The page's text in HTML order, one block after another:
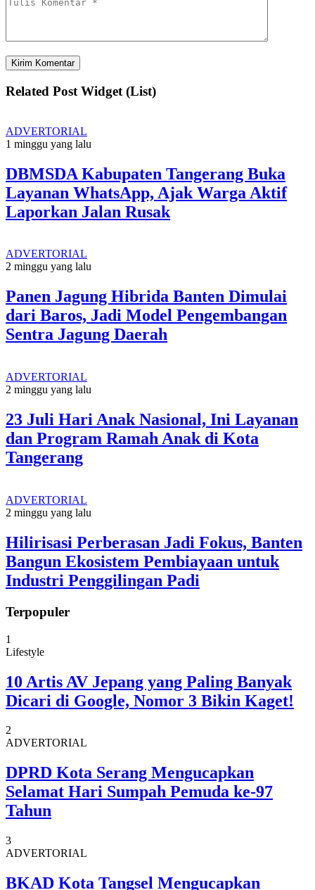
Related Post Widget (List)
ADVERTORIAL
1 minggu yang lalu
DBMSDA Kabupaten Tangerang Buka
Layanan WhatsApp, Ajak Warga Aktif
Laporkan Jalan Rusak
ADVERTORIAL
2 minggu yang lalu
Panen Jagung Hibrida Banten Dimulai
dari Baros, Jadi Model Pengembangan
Sentra Jagung Daerah
ADVERTORIAL
2 minggu yang lalu
23 Juli Hari Anak Nasional, Ini Layanan
dan Program Ramah Anak di Kota
Tangerang
ADVERTORIAL
2 minggu yang lalu
Hilirisasi Perberasan Jadi Fokus, Banten
Bangun Ekosistem Pembiayaan untuk
Industri Penggilingan Padi
Terpopuler
1
Lifestyle
10 Artis AV Jepang yang Paling Banyak
Dicari di Google, Nomor 3 Bikin Kaget!
2
ADVERTORIAL
DPRD Kota Serang Mengucapkan
Selamat Hari Sumpah Pemuda ke-97
Tahun
3
ADVERTORIAL
BKAD Kota Tangsel Mengucapkan